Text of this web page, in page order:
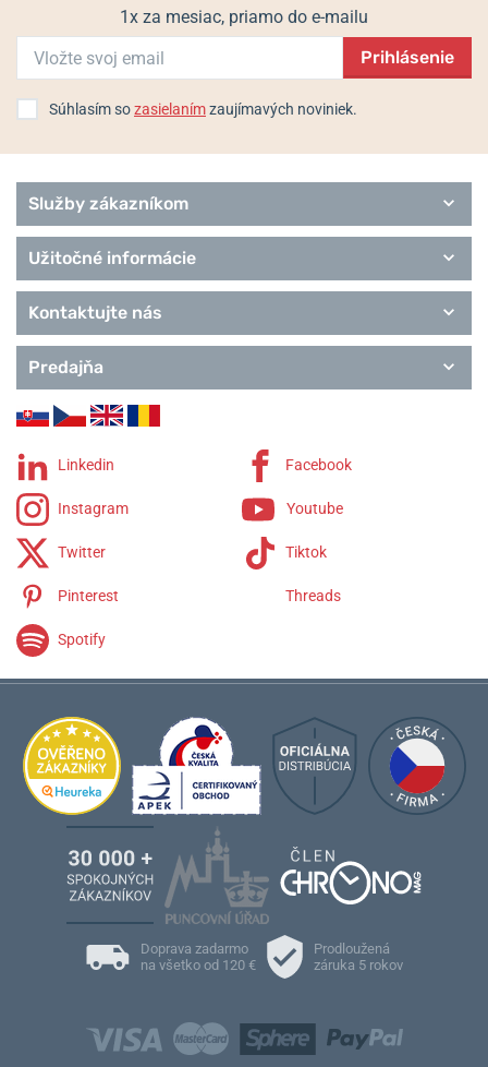
1x za mesiac, priamo do e-mailu
Prihlásenie
Súhlasím sozasielanímzaujímavých noviniek.
Služby zákazníkom
Užitočné informácie
Kontaktujte nás
Predajňa
Linkedin Facebook
Instagram Youtube
Twitter Tiktok
Pinterest Threads
Spotify
Doprava zadarmo
na všetko od 120 €
Prodloužená
záruka 5 rokov